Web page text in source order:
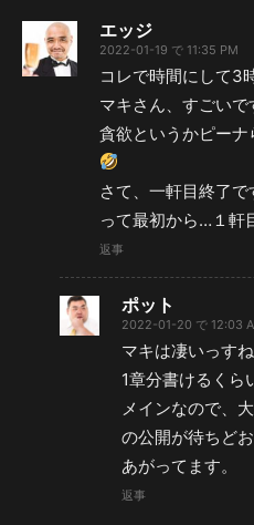
エッジ
2022-01-19 で 11:35 PM
コレで時間にして3
マキさん、すごいで
貪欲というかピー
さて、一軒目終了
って最初から…１軒
返事
ポット
2022-01-20 で 12:03
マキは凄いっす
1章分書けるくら
メインなので、
の公開が待ちど
あがってます。
返事